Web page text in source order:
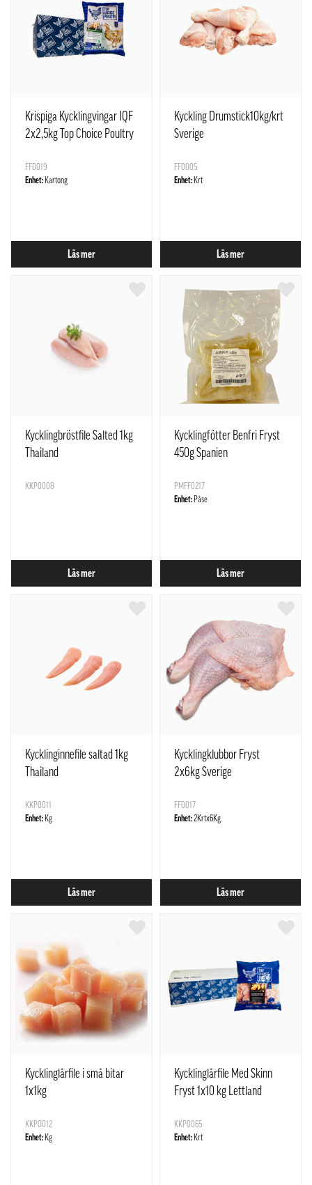
Krispiga Kycklingvingar IQF
2x2,5kg Top Choice Poultry
FF0019
Enhet: Kartong
Läs mer
Kyckling Drumstick10kg/krt
Sverige
FF0005
Enhet: Krt
Läs mer
Kycklingbröstfile Salted 1kg
Thailand
KKP0008
Läs mer
Kycklingfötter Benfri Fryst
450g Spanien
PMFF0217
Enhet: Påse
Läs mer
Kycklinginnefile saltad 1kg
Thailand
KKP0011
Enhet: Kg
Läs mer
Kycklingklubbor Fryst
2x6kg Sverige
FF0017
Enhet:2Krtx6Kg
Läs mer
Kycklinglårfile i små bitar
1x1kg
KKP0012
Enhet: Kg
Kycklinglårfile Med Skinn
Fryst 1x10 kg Lettland
KKP0065
Enhet: Krt